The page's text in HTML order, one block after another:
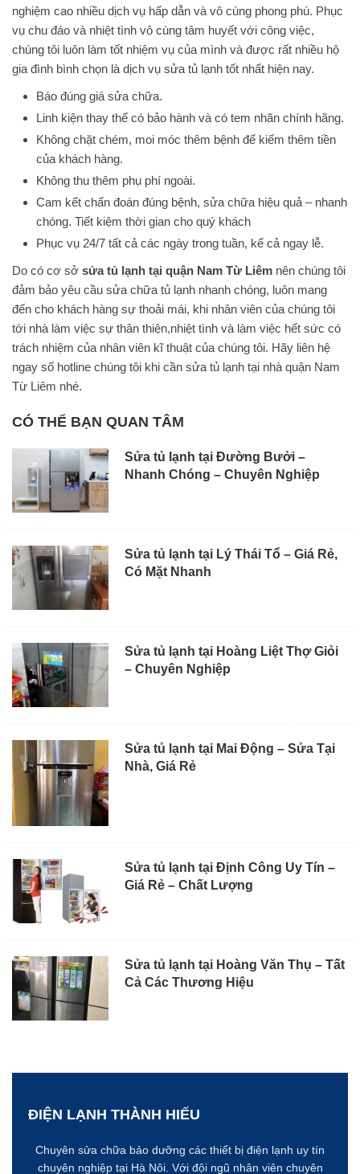
nghiệm cao nhiều dịch vụ hấp dẫn và vô cùng phong phú. Phục
vụ chu đáo và nhiệt tình vô cùng tâm huyết với công việc,
chúng tôi luôn làm tốt nhiệm vụ của mình và được rất nhiều hộ
gia đình bình chọn là dịch vụ sửa tủ lạnh tốt nhất hiện nay.
Báo đúng giá sửa chữa.
Linh kiện thay thế có bảo hành và có tem nhãn chính hãng.
Không chặt chém, moi móc thêm bệnh để kiếm thêm tiền
của khách hàng.
Không thu thêm phụ phí ngoài.
Cam kết chẩn đoán đúng bệnh, sửa chữa hiệu quả – nhanh
chóng. Tiết kiệm thời gian cho quý khách
Phục vụ 24/7 tất cả các ngày trong tuần, kể cả ngay lễ.
Do có cơ sở sửa tủ lạnh tại quận Nam Từ Liêm nên chúng tôi
đảm bảo yêu cầu sửa chữa tủ lạnh nhanh chóng, luôn mang
đến cho khách hàng sự thoải mái, khi nhân viên của chúng tôi
tới nhà làm việc sự thân thiện,nhiệt tình và làm việc hết sức có
trách nhiệm của nhân viên kĩ thuật của chúng tôi. Hãy liên hệ
ngay số hotline chúng tôi khi cần sửa tủ lạnh tại nhà quận Nam
Từ Liêm nhé.
CÓ THỂ BẠN QUAN TÂM
Sửa tủ lạnh tại Đường Bưởi –
Nhanh Chóng – Chuyên Nghiệp
Sửa tủ lạnh tại Lý Thái Tổ – Giá Rẻ,
Có Mặt Nhanh
Sửa tủ lạnh tại Hoàng Liệt Thợ Giỏi
– Chuyên Nghiệp
Sửa tủ lạnh tại Mai Động – Sửa Tại
Nhà, Giá Rẻ
Sửa tủ lạnh tại Định Công Uy Tín –
Giá Rẻ – Chất Lượng
Sửa tủ lạnh tại Hoàng Văn Thụ – Tất
Cả Các Thương Hiệu
ĐIỆN LẠNH THÀNH HIẾU
Chuyên sửa chữa bảo dưỡng các thiết bị điện lạnh uy tín
chuyên nghiệp tại Hà Nôi. Với đội ngũ nhân viên chuyên